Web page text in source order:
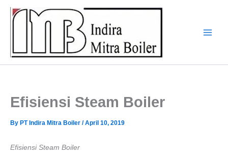
Efisiensi Steam Boiler
By PT Indira Mitra Boiler /April 10, 2019
Efisiensi Steam Boiler